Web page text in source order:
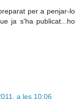
per a penjar-lo
ja s'ha publicat...ho
a les 10:06